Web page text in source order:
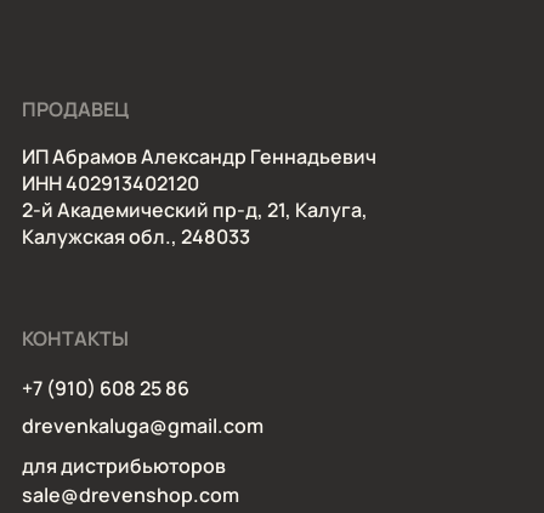
+7 (910) 608 25 86
ПРОДАВЕЦ
ИП Абрамов Александр Геннадьевич
ИНН 402913402120
2-й Академический пр-д, 21, Калуга,
Калужская обл., 248033
КОНТАКТЫ
для дистрибьюторов
sale@drevenshop.com
drevenkaluga@gmail.com